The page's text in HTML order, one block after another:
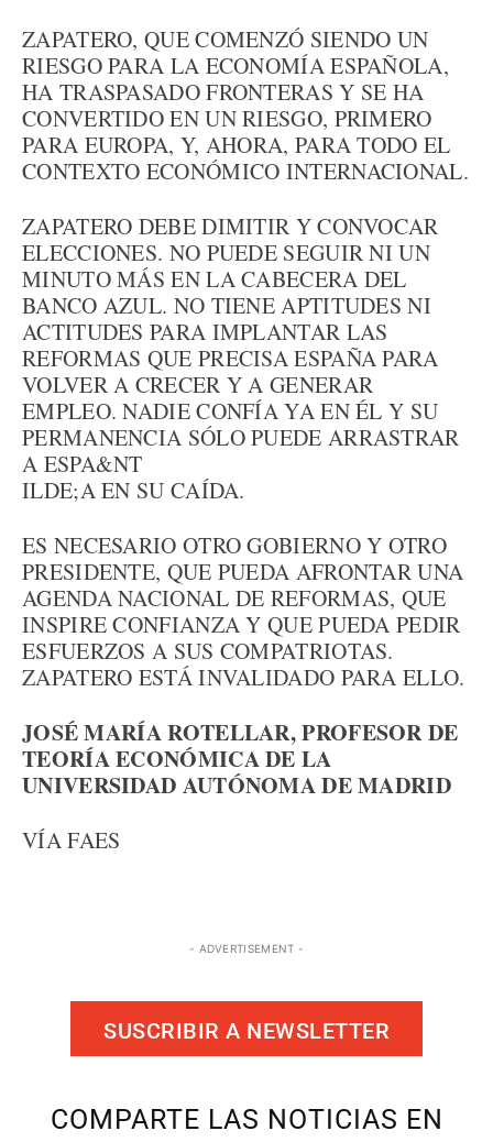
ZAPATERO, QUE COMENZÓ SIENDO UN
RIESGO PARA LA ECONOMÍA ESPAÑOLA,
HA TRASPASADO FRONTERAS Y SE HA
CONVERTIDO EN UN RIESGO, PRIMERO
PARA EUROPA, Y, AHORA, PARA TODO EL
CONTEXTO ECONÓMICO INTERNACIONAL.
ZAPATERO DEBE DIMITIR Y CONVOCAR
ELECCIONES. NO PUEDE SEGUIR NI UN
MINUTO MÁS EN LA CABECERA DEL
BANCO AZUL. NO TIENE APTITUDES NI
ACTITUDES PARA IMPLANTAR LAS
REFORMAS QUE PRECISA ESPAÑA PARA
VOLVER A CRECER Y A GENERAR
EMPLEO. NADIE CONFÍA YA EN ÉL Y SU
PERMANENCIA SÓLO PUEDE ARRASTRAR
A ESPA&NT
ILDE;A EN SU CAÍDA.
ES NECESARIO OTRO GOBIERNO Y OTRO
PRESIDENTE, QUE PUEDA AFRONTAR UNA
AGENDA NACIONAL DE REFORMAS, QUE
INSPIRE CONFIANZA Y QUE PUEDA PEDIR
ESFUERZOS A SUS COMPATRIOTAS.
ZAPATERO ESTÁ INVALIDADO PARA ELLO.
JOSÉ MARÍA ROTELLAR, PROFESOR DE
TEORÍA ECONÓMICA DE LA
UNIVERSIDAD AUTÓNOMA DE MADRID
VÍA FAES
- ADVERTISEMENT -
SUSCRIBIR A NEWSLETTER
COMPARTE LAS NOTICIAS EN